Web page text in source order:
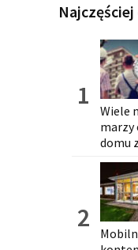
Wiele
marzy
domu